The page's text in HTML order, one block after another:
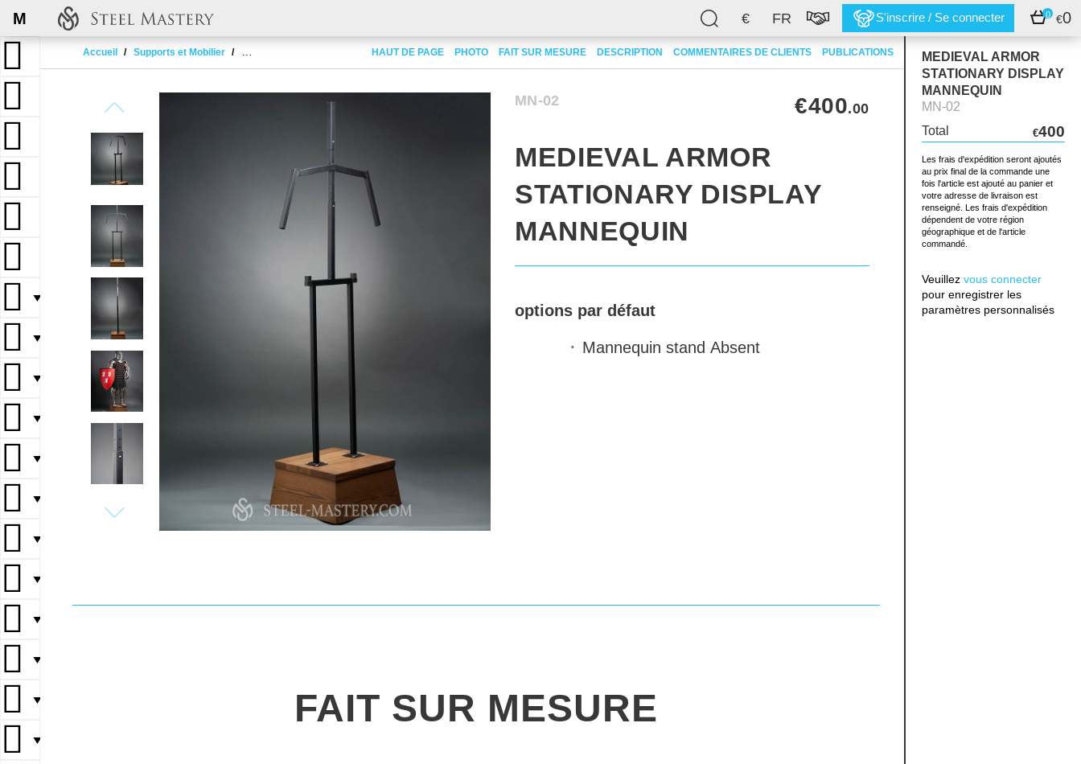
€ FR S'inscrire / Se connecter 0 €0
M
Accueil Supports et Mobilier Medieval armor stationary display mannequin
HAUT DE PAGE PHOTO FAIT SUR MESURE DESCRIPTION COMMENTAIRES DE CLIENTS PUBLICATIONS
▼
▼
▼
▼
▼
▼
▼
▼
▼
▼
▼
▼
MEDIEVAL ARMOR
STATIONARY DISPLAY
MANNEQUIN
MN-02
Total
€400
Les frais d'expédition seront ajoutés
au prix final de la commande une
fois l'article est ajouté au panier et
votre adresse de livraison est
renseigné. Les frais d'expédition
dépendent de votre région
géographique et de l'article
commandé.
Veuillez vous connecter
pour enregistrer les
paramètres personnalisés
MN-02 €400.00
MEDIEVAL ARMOR
STATIONARY DISPLAY
MANNEQUIN
options par défaut
Mannequin stand Absent
FAIT SUR MESURE